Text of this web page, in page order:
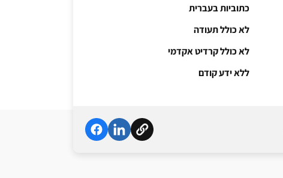
כתוביות בעברית
לא כולל תעודה
לא כולל קרדיט אקדמי
ללא ידע קודם